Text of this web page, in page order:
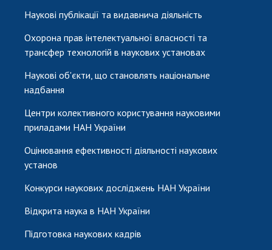
Наукові публікації та видавнича діяльність
Охорона прав інтелектуальної власності та
трансфер технологій в наукових установах
Наукові об'єкти, що становлять національне
надбання
Центри колективного користування науковими
приладами НАН України
Оцінювання ефективності діяльності наукових
установ
Конкурси наукових досліджень НАН України
Відкрита наука в НАН України
Підготовка наукових кадрів